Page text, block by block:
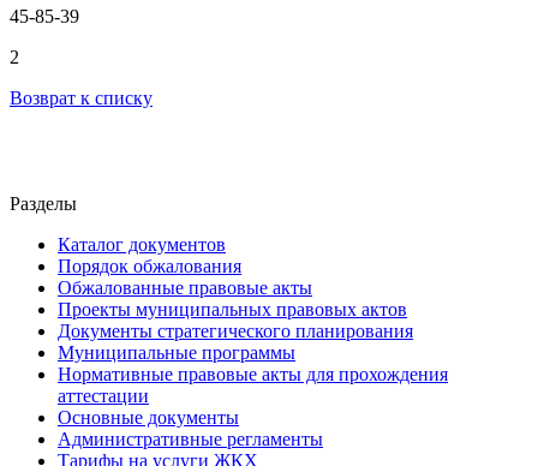
45-85-39
2
Возврат к списку
Разделы
Каталог документов
Порядок обжалования
Обжалованные правовые акты
Проекты муниципальных правовых актов
Документы стратегического планирования
Муниципальные программы
Нормативные правовые акты для прохождения
аттестации
Основные документы
Административные регламенты
Тарифы на услуги ЖКХ